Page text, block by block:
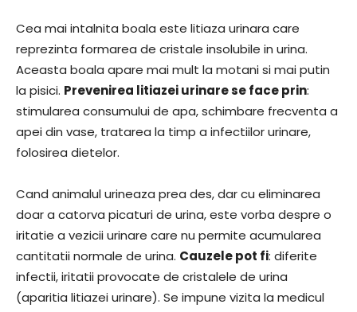
Cea mai intalnita boala este litiaza urinara care
reprezinta formarea de cristale insolubile in urina.
Aceasta boala apare mai mult la motani si mai putin
la pisici. Prevenirea litiazei urinare se face prin:
stimularea consumului de apa, schimbare frecventa a
apei din vase, tratarea la timp a infectiilor urinare,
folosirea dietelor.
Cand animalul urineaza prea des, dar cu eliminarea
doar a catorva picaturi de urina, este vorba despre o
iritatie a vezicii urinare care nu permite acumularea
cantitatii normale de urina. Cauzele pot fi: diferite
infectii, iritatii provocate de cristalele de urina
(aparitia litiazei urinare). Se impune vizita la medicul